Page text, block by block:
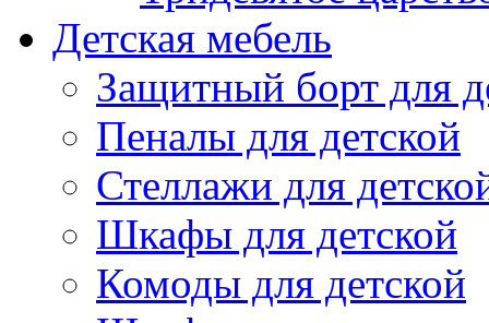
Детская мебель
Защитный борт для
Пеналы для детской
Стеллажи для
Шкафы для детской
Комоды для детской